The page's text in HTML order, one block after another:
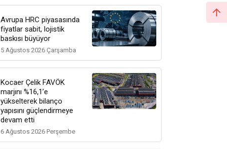
Avrupa HRC piyasasında
fiyatlar sabit, lojistik
baskısı büyüyor
5 Ağustos 2026 Çarşamba
Kocaer Çelik FAVÖK
marjını %16,1’e
yükselterek bilanço
yapısını güçlendirmeye
devam etti
6 Ağustos 2026 Perşembe